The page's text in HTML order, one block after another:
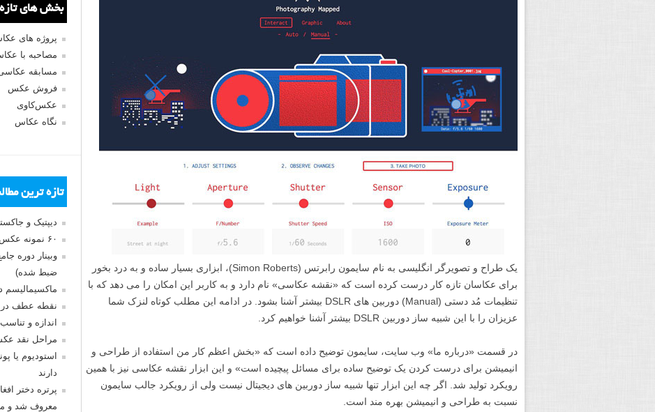
یک طراح و تصویرگر انگلیسی به نام سایمون رابرتس (Simon Roberts)، ابزاری بسیار ساده و به درد بخور
برای عکاسان تازه کار درست کرده است که «نقشه عکاسی» نام دارد و به کاربر این امکان را می دهد که با
تنظیمات مُد دستی (Manual) دوربین های DSLR بیشتر آشنا بشود. در ادامه این مطلب کوتاه لنزک شما
عزیزان را با این شبیه ساز دوربین DSLR بیشتر آشنا خواهیم کرد.
در قسمت «درباره ما» وب سایت، سایمون توضیح داده است که «بخش اعظم کار من استفاده از طراحی و
انیمیشن برای درست کردن یک توضیح ساده برای مسائل پیچیده است» و این ابزار نقشه عکاسی نیز با همین
رویکرد تولید شد. اگر چه این ابزار تنها شبیه ساز دوربین های دیجیتال نیست ولی از رویکرد جالب سایمون
نسبت به طراحی و انیمیشن بهره مند است.
بخش های
پروژه های
مصاحبه با
مسابقه
فروش عکس
عکس‌کاوی
نگاه عکاس
تازه ترین
دیپتیک و
۶۰ نمونه عکس سبک ماکسیمالیسم
وبینار دوره
ضبط شده)
ماکسیمالیسم
نقطه عطف
اندازه و
مراحل نقد
استودیوم یا
دارند
پرتره دختر
معروف شد و